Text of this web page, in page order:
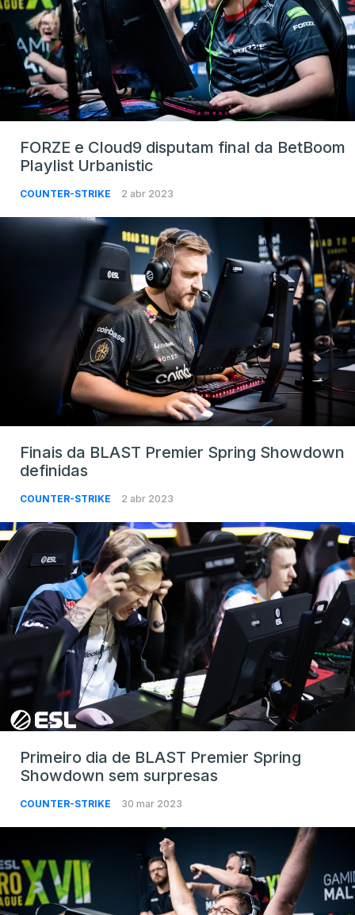
FORZE e Cloud9 disputam final da BetBoom
Playlist Urbanistic
COUNTER-STRIKE 2 abr 2023
Finais da BLAST Premier Spring Showdown
definidas
COUNTER-STRIKE 2 abr 2023
Primeiro dia de BLAST Premier Spring
Showdown sem surpresas
COUNTER-STRIKE 30 mar 2023